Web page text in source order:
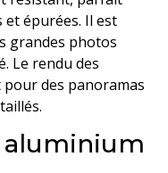
épurées. Il est
grandes photos
Le rendu des
des panoramas
aluminium